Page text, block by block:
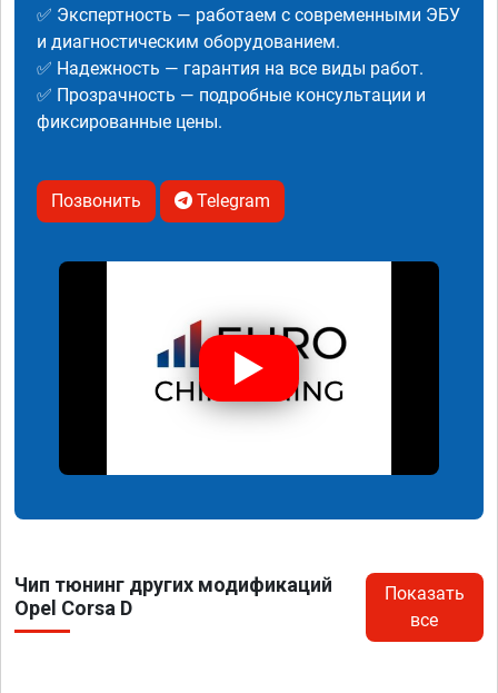
✅ Экспертность — работаем с современными ЭБУ
и диагностическим оборудованием.
✅ Надежность — гарантия на все виды работ.
✅ Прозрачность — подробные консультации и
фиксированные цены.
Позвонить Telegram
Чип тюнинг других модификаций
Opel Corsa D
Показать
все